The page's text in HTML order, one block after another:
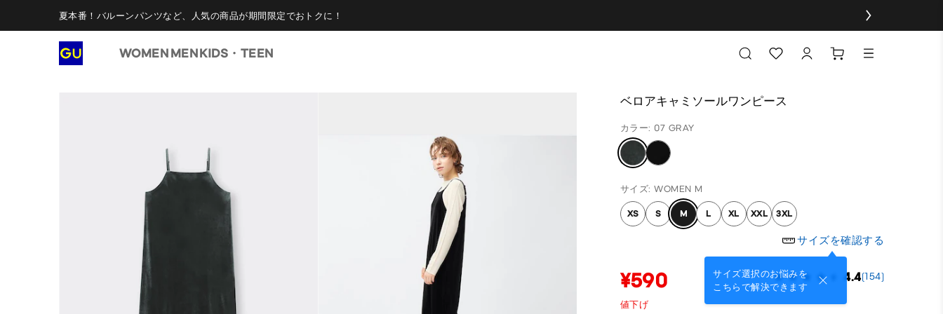
夏本番！バルーンパンツなど、人気の商品が期間限定でおトクに！
WOMEN MENKIDS・TEEN
ベロアキャミソールワンピース
カラー: 07 GRAY
サイズ: WOMEN M
XS S M L XL XXL 3XL
サイズを確認する
サイズ選択のお悩みを
こちらで解決できます
¥590 4.4(154)
値下げ